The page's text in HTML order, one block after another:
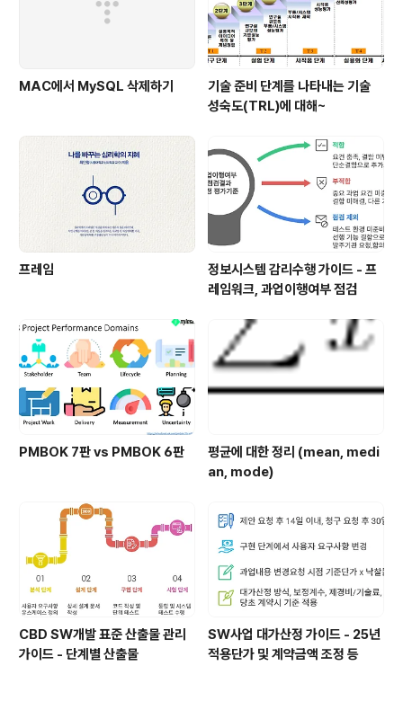
MAC에서 MySQL 삭제하기
기술 준비 단계를 나타내는 기술
성숙도(TRL)에 대해~
프레임
정보시스템 감리수행 가이드 - 프
레임워크, 과업이행여부 점검
PMBOK 7판 vs PMBOK 6판
평균에 대한 정리 (mean, medi
an, mode)
CBD SW개발 표준 산출물 관리
가이드 - 단계별 산출물
SW사업 대가산정 가이드 - 25년
적용단가 및 계약금액 조정 등